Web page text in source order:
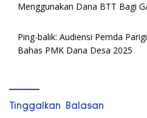
Menggunakan Dana BTT Bagi
Ping-balik: Audiensi Pemda
Bahas PMK Dana Desa 2025
Tinggalkan Balasan